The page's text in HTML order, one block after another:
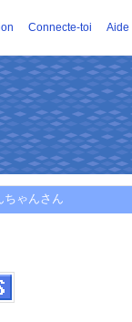
Connecte-toi Aide
ちゃんさん